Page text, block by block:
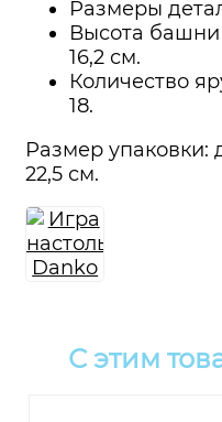
Размеры
Высота
16,2 см.
Количество
18.
Размер упаковки:
22,5 см.
С этим